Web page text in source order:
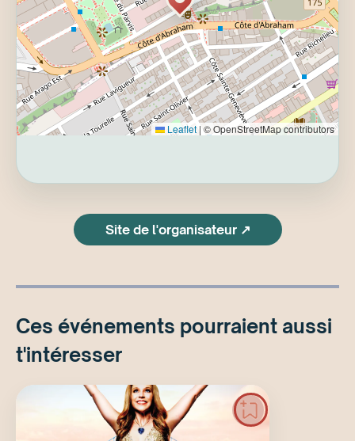
Leaflet | © OpenStreetMap contributors
Site de l'organisateur ↗
Ces événements pourraient aussi
t'intéresser